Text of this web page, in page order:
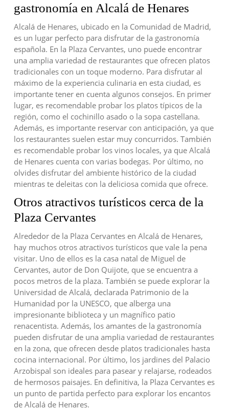
gastronomía en Alcalá de Henares
Alcalá de Henares, ubicado en la Comunidad de Madrid,
es un lugar perfecto para disfrutar de la gastronomía
española. En la Plaza Cervantes, uno puede encontrar
una amplia variedad de restaurantes que ofrecen platos
tradicionales con un toque moderno. Para disfrutar al
máximo de la experiencia culinaria en esta ciudad, es
importante tener en cuenta algunos consejos. En primer
lugar, es recomendable probar los platos típicos de la
región, como el cochinillo asado o la sopa castellana.
Además, es importante reservar con anticipación, ya que
los restaurantes suelen estar muy concurridos. También
es recomendable probar los vinos locales, ya que Alcalá
de Henares cuenta con varias bodegas. Por último, no
olvides disfrutar del ambiente histórico de la ciudad
mientras te deleitas con la deliciosa comida que ofrece.
Otros atractivos turísticos cerca de la
Plaza Cervantes
Alrededor de la Plaza Cervantes en Alcalá de Henares,
hay muchos otros atractivos turísticos que vale la pena
visitar. Uno de ellos es la casa natal de Miguel de
Cervantes, autor de Don Quijote, que se encuentra a
pocos metros de la plaza. También se puede explorar la
Universidad de Alcalá, declarada Patrimonio de la
Humanidad por la UNESCO, que alberga una
impresionante biblioteca y un magnífico patio
renacentista. Además, los amantes de la gastronomía
pueden disfrutar de una amplia variedad de restaurantes
en la zona, que ofrecen desde platos tradicionales hasta
cocina internacional. Por último, los jardines del Palacio
Arzobispal son ideales para pasear y relajarse, rodeados
de hermosos paisajes. En definitiva, la Plaza Cervantes es
un punto de partida perfecto para explorar los encantos
de Alcalá de Henares.